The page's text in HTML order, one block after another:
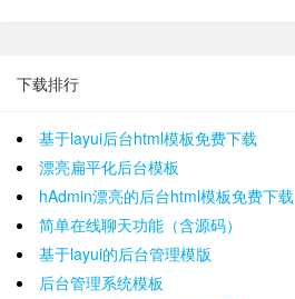
下载排行
基于layui后台html模板免费下载
漂亮扁平化后台模板
hAdmin漂亮的后台html模板免费下载
简单在线聊天功能（含源码）
基于layui的后台管理模版
后台管理系统模板